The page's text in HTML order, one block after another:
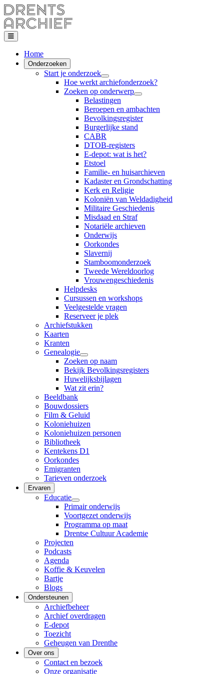
Home
Onderzoeken
Start je onderzoek
Hoe werkt archiefonderzoek?
Zoeken op onderwerp
Belastingen
Beroepen en ambachten
Bevolkingsregister
Burgerlijke stand
CABR
DTOB-registers
E-depot: wat is het?
Etstoel
Familie- en huisarchieven
Kadaster en Grondschatting
Kerk en Religie
Koloniën van Weldadigheid
Militaire Geschiedenis
Misdaad en Straf
Notariële archieven
Onderwijs
Oorkondes
Slavernij
Stamboomonderzoek
Tweede Wereldoorlog
Vrouwengeschiedenis
Helpdesks
Cursussen en workshops
Veelgestelde vragen
Reserveer je plek
Archiefstukken
Kaarten
Kranten
Genealogie
Zoeken op naam
Bekijk Bevolkingsregisters
Huwelijksbijlagen
Wat zit erin?
Beeldbank
Bouwdossiers
Film & Geluid
Koloniehuizen
Koloniehuizen personen
Bibliotheek
Kentekens D1
Oorkondes
Emigranten
Tarieven onderzoek
Ervaren
Educatie
Primair onderwijs
Voortgezet onderwijs
Programma op maat
Drentse Cultuur Academie
Projecten
Podcasts
Agenda
Koffie & Keuvelen
Bartje
Blogs
Ondersteunen
Archiefbeheer
Archief overdragen
E-depot
Toezicht
Geheugen van Drenthe
Over ons
Contact en bezoek
Onze organisatie